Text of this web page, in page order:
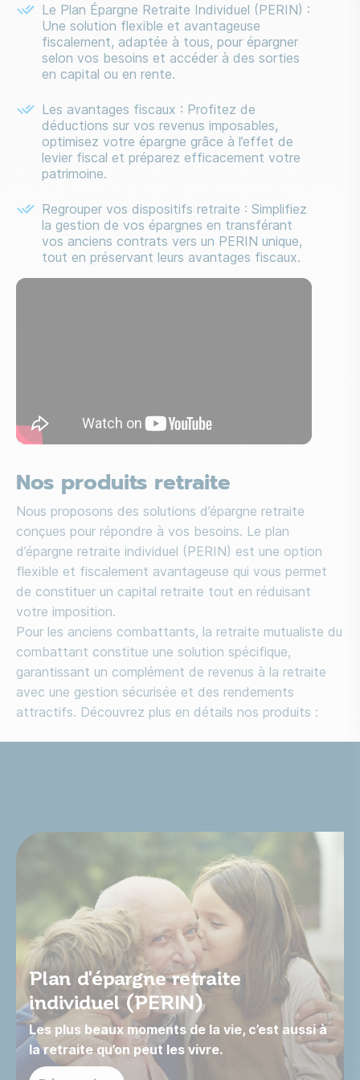
Le Plan Épargne Retraite Individuel (PERIN) :
Une solution flexible et avantageuse
fiscalement, adaptée à tous, pour épargner
selon vos besoins et accéder à des sorties
en capital ou en rente.
Les avantages fiscaux : Profitez de
déductions sur vos revenus imposables,
optimisez votre épargne grâce à l’effet de
levier fiscal et préparez efficacement votre
patrimoine.
Regrouper vos dispositifs retraite : Simplifiez
la gestion de vos épargnes en transférant
vos anciens contrats vers un PERIN unique,
tout en préservant leurs avantages fiscaux.
Média
Nos produits retraite
Nous proposons des solutions d’épargne retraite
conçues pour répondre à vos besoins. Le plan
d’épargne retraite individuel (PERIN) est une option
flexible et fiscalement avantageuse qui vous permet
de constituer un capital retraite tout en réduisant
votre imposition.
Pour les anciens combattants, la retraite mutualiste du
combattant constitue une solution spécifique,
garantissant un complément de revenus à la retraite
avec une gestion sécurisée et des rendements
attractifs. Découvrez plus en détails nos produits :
Plan d'épargne retraite
individuel (PERIN)
Les plus beaux moments de la vie, c’est aussi à
la retraite qu’on peut les vivre.